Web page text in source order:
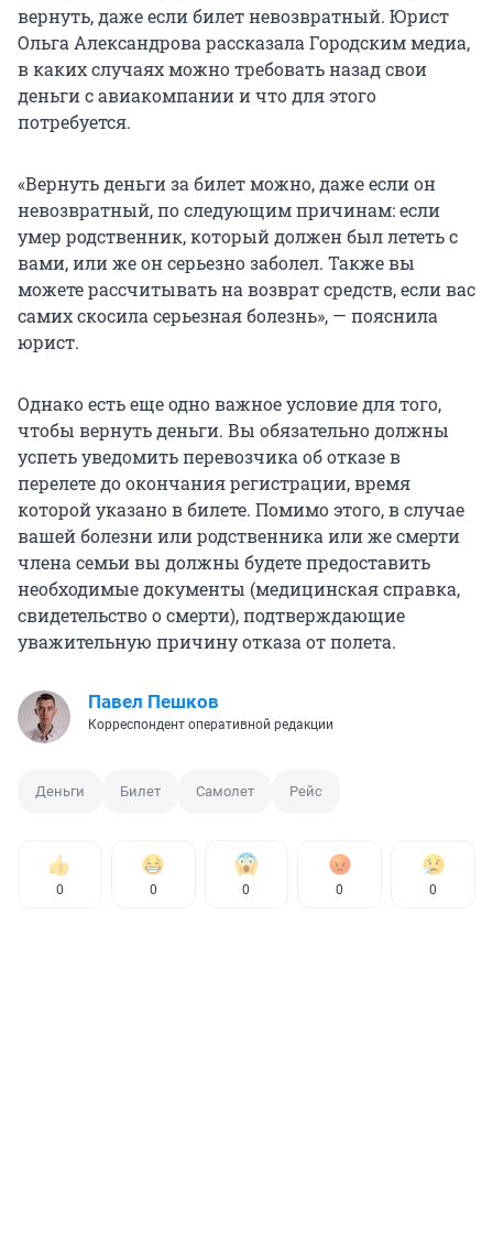
вернуть, даже если билет невозвратный. Юрист
Ольга Александрова рассказала Городским медиа,
в каких случаях можно требовать назад свои
деньги с авиакомпании и что для этого
потребуется.
«Вернуть деньги за билет можно, даже если он
невозвратный, по следующим причинам: если
умер родственник, который должен был лететь с
вами, или же он серьезно заболел. Также вы
можете рассчитывать на возврат средств, если вас
самих скосила серьезная болезнь», — пояснила
юрист.
Однако есть еще одно важное условие для того,
чтобы вернуть деньги. Вы обязательно должны
успеть уведомить перевозчика об отказе в
перелете до окончания регистрации, время
которой указано в билете. Помимо этого, в случае
вашей болезни или родственника или же смерти
члена семьи вы должны будете предоставить
необходимые документы (медицинская справка,
свидетельство о смерти), подтверждающие
уважительную причину отказа от полета.
Павел Пешков
Корреспондент оперативной редакции
Деньги Билет Самолет Рейс
0 0 0 0 0